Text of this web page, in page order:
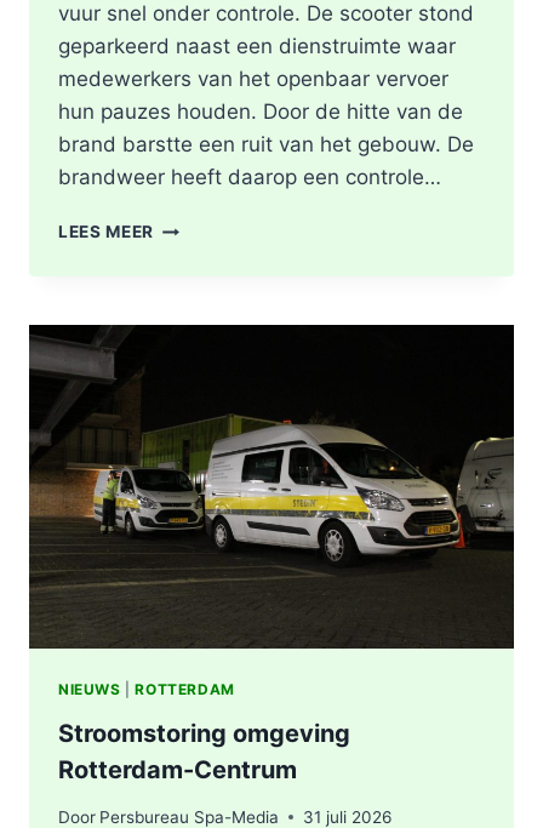
vuur snel onder controle. De scooter stond
geparkeerd naast een dienstruimte waar
medewerkers van het openbaar vervoer
hun pauzes houden. Door de hitte van de
brand barstte een ruit van het gebouw. De
brandweer heeft daarop een controle…
LEES MEER SCOOTER
BIJ
IN
ROTTERDAM
NIEUWS |ROTTERDAM
Stroomstoring omgeving
Rotterdam-Centrum
Door Persbureau Spa-Media 31 juli 2026